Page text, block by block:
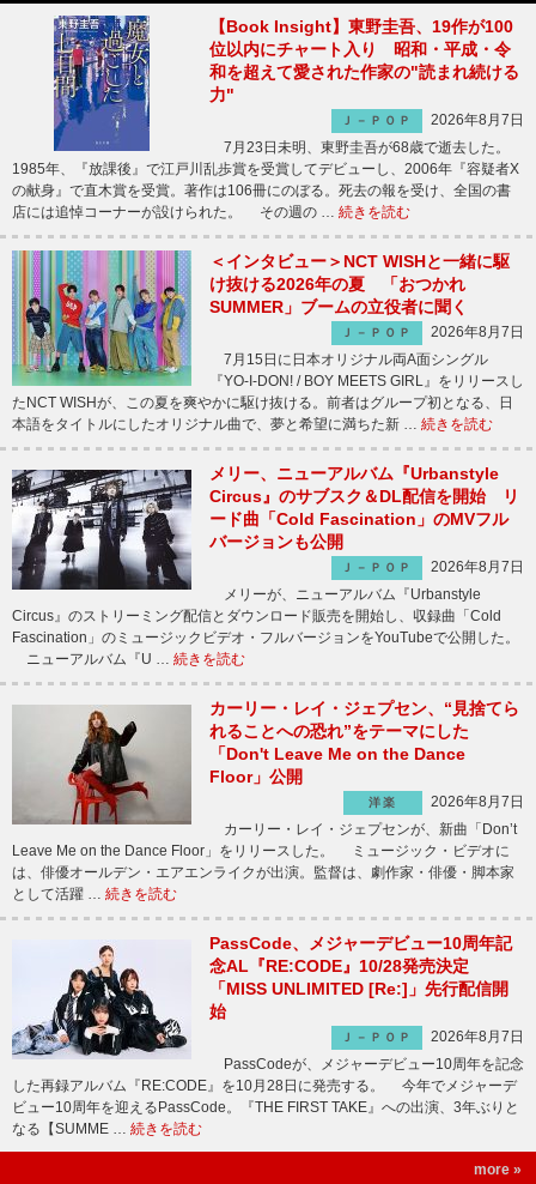
【Book Insight】東野圭吾、19作が100
位以内にチャート入り 昭和・平成・令
和を超えて愛された作家の"読まれ続ける
力"
Ｊ－ＰＯＰ
2026年8月7日
7月23日未明、東野圭吾が68歳で逝去した。
1985年、『放課後』で江戸川乱歩賞を受賞してデビューし、2006年『容疑者X
の献身』で直木賞を受賞。著作は106冊にのぼる。死去の報を受け、全国の書
店には追悼コーナーが設けられた。 その週の … 続きを読む
＜インタビュー＞NCT WISHと一緒に駆
け抜ける2026年の夏 「おつかれ
SUMMER」ブームの立役者に聞く
Ｊ－ＰＯＰ
2026年8月7日
7月15日に日本オリジナル両A面シングル
『YO-I-DON! / BOY MEETS GIRL』をリリースし
たNCT WISHが、この夏を爽やかに駆け抜ける。前者はグループ初となる、日
本語をタイトルにしたオリジナル曲で、夢と希望に満ちた新 … 続きを読む
メリー、ニューアルバム『Urbanstyle
Circus』のサブスク＆DL配信を開始 リ
ード曲「Cold Fascination」のMVフル
バージョンも公開
Ｊ－ＰＯＰ
2026年8月7日
メリーが、ニューアルバム『Urbanstyle
Circus』のストリーミング配信とダウンロード販売を開始し、収録曲「Cold
Fascination」のミュージックビデオ・フルバージョンをYouTubeで公開した。
ニューアルバム『U … 続きを読む
カーリー・レイ・ジェプセン、“見捨てら
れることへの恐れ”をテーマにした
「Don't Leave Me on the Dance
Floor」公開
洋楽
2026年8月7日
カーリー・レイ・ジェプセンが、新曲「Don’t
Leave Me on the Dance Floor」をリリースした。 ミュージック・ビデオに
は、俳優オールデン・エアエンライクが出演。監督は、劇作家・俳優・脚本家
として活躍 … 続きを読む
PassCode、メジャーデビュー10周年記
念AL『RE:CODE』10/28発売決定
「MISS UNLIMITED [Re:]」先行配信開
始
Ｊ－ＰＯＰ
2026年8月7日
PassCodeが、メジャーデビュー10周年を記念
した再録アルバム『RE:CODE』を10月28日に発売する。 今年でメジャーデ
ビュー10周年を迎えるPassCode。『THE FIRST TAKE』への出演、3年ぶりと
なる【SUMME … 続きを読む
more »